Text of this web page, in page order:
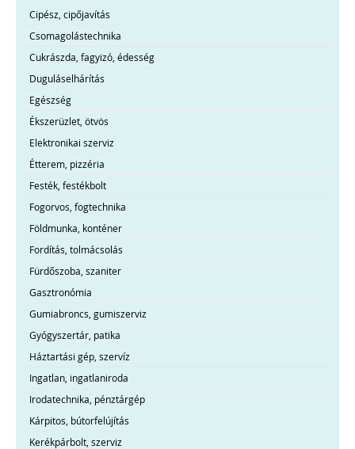
Cipész, cipőjavítás
Csomagolástechnika
Cukrászda, fagyizó, édesség
Duguláselhárítás
Egészség
Ékszerüzlet, ötvös
Elektronikai szerviz
Étterem, pizzéria
Festék, festékbolt
Fogorvos, fogtechnika
Földmunka, konténer
Fordítás, tolmácsolás
Fürdőszoba, szaniter
Gasztronómia
Gumiabroncs, gumiszerviz
Gyógyszertár, patika
Háztartási gép, szervíz
Ingatlan, ingatlaniroda
Irodatechnika, pénztárgép
Kárpitos, bútorfelújítás
Kerékpárbolt, szerviz